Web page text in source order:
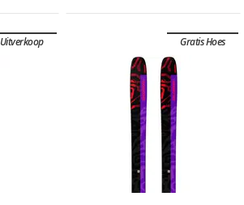
Uitverkoop Gratis Hoes